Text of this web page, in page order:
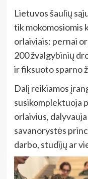
Lietuvos šaulių
tik mokomosiomis
orlaiviais: pernai
200 žvalgybinių
ir fiksuoto sparno
Dalį reikiamos
susikomplektuoja
orlaivius,
savanorystės
darbo, studijų ar